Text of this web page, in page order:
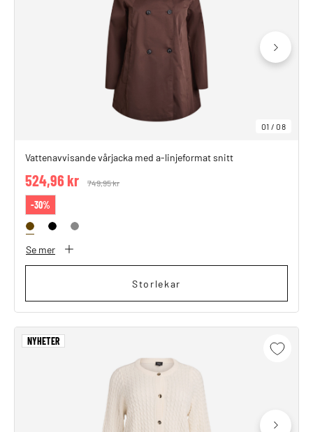
01 /08
Vattenavvisande vårjacka med a-linjeformat snitt
Price reduced from
749,95 kr
524,96 kr
-30%
Se mer
Storlekar
NYHETER